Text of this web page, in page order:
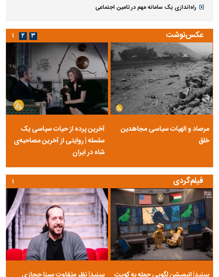
راه‌اندازی یک سامانه مهم در تامین اجتماعی
عکس‌نوشت
مرصاد و الهیات سیاسی مجاهدین
خلق
آخرین پرده از حیات سیاسی یک
سلسله | روایتی از آخرین مصاحبه‌ی
شاه در ایران
۱ ۲ ۳
فیلم‌گردی ۱